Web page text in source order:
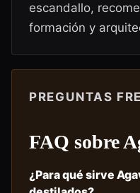
escandallo,
formación y
PREGUNTAS
FAQ sobre
¿Para qué sirve